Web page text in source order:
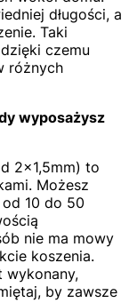
długości, a
Taki
czemu
różnych
wyposażysz
2x1,5mm) to
Możesz
10 do 50
nie ma mowy
koszenia.
wykonany,
by zawsze